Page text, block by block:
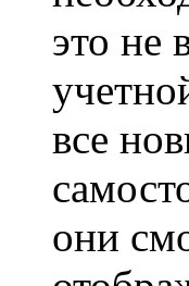
это не
все
они